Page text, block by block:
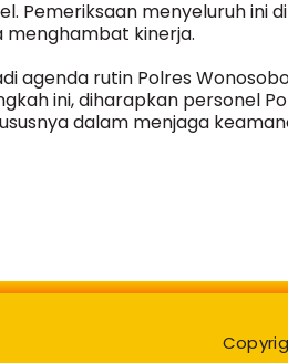
Pemeriksaan menyeluruh ini
menghambat kinerja.
agenda rutin Polres
ini, diharapkan personel
dalam menjaga